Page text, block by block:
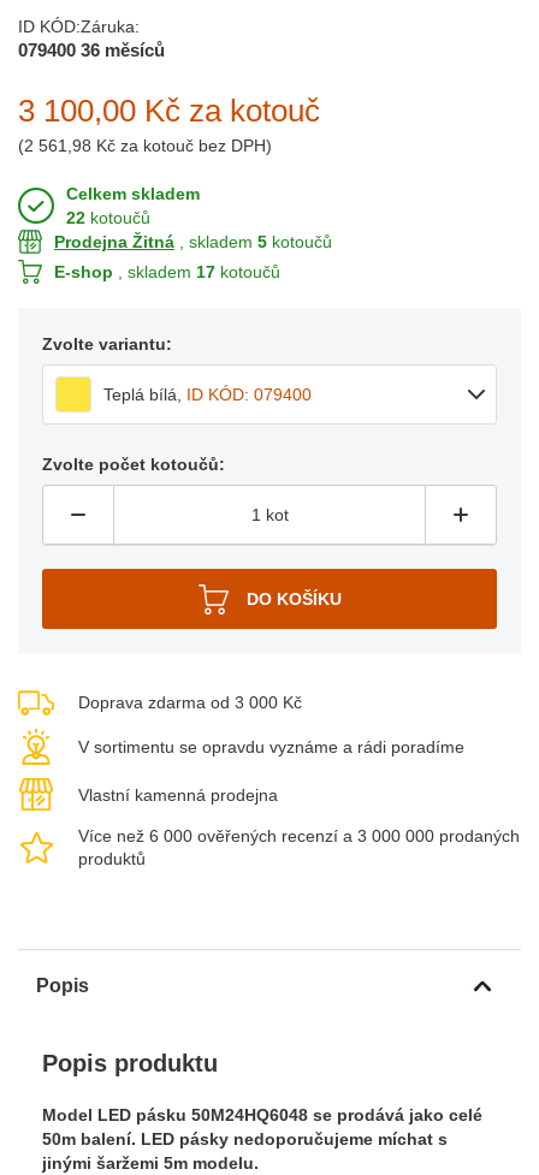
ID KÓD:
079400
Záruka:
36 měsíců
3 100,00 Kč za kotouč
(2 561,98 Kč za kotouč bez DPH)
Celkem skladem
22 kotoučů
Prodejna Žitná , skladem 5 kotoučů
E-shop , skladem 17 kotoučů
Zvolte variantu:
Teplá bílá, ID KÓD: 079400
Zvolte počet kotoučů:
Doprava zdarma od 3 000 Kč
V sortimentu se opravdu vyznáme a rádi poradíme
Vlastní kamenná prodejna
Více než 6 000 ověřených recenzí a 3 000 000 prodaných
produktů
Popis
Popis produktu
Model LED pásku 50M24HQ6048 se prodává jako celé
50m balení. LED pásky nedoporučujeme míchat s
jinými šaržemi 5m modelu.